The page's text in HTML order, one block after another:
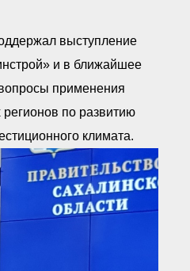
выступление
и в ближайшее
применения
регионов по развитию
климата.